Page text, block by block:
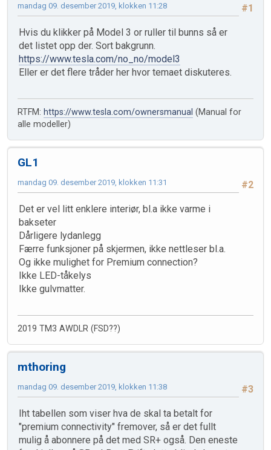
#1
mandag 09. desember 2019, klokken 11:28
Hvis du klikker på Model 3 or ruller til bunns så er
det listet opp der. Sort bakgrunn.
https://www.tesla.com/no_no/model3
Eller er det flere tråder her hvor temaet diskuteres.
RTFM: https://www.tesla.com/ownersmanual (Manual for
alle modeller)
GL1
#2
mandag 09. desember 2019, klokken 11:31
Det er vel litt enklere interiør, bl.a ikke varme i
bakseter
Dårligere lydanlegg
Færre funksjoner på skjermen, ikke nettleser bl.a.
Og ikke mulighet for Premium connection?
Ikke LED-tåkelys
Ikke gulvmatter.
2019 TM3 AWDLR (FSD??)
mthoring
#3
mandag 09. desember 2019, klokken 11:38
Iht tabellen som viser hva de skal ta betalt for
"premium connectivity" fremover, så er det fullt
mulig å abonnere på det med SR+ også. Den eneste